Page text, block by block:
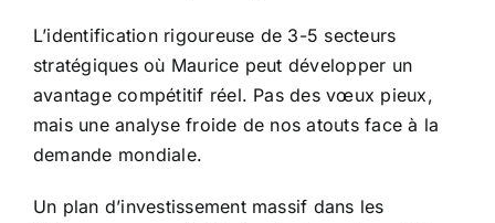
L’identification rigoureuse de 3-5 secteurs
stratégiques où Maurice peut développer un
avantage compétitif réel. Pas des vœux pieux,
mais une analyse froide de nos atouts face à la
demande mondiale.
Un plan d’investissement massif dans les